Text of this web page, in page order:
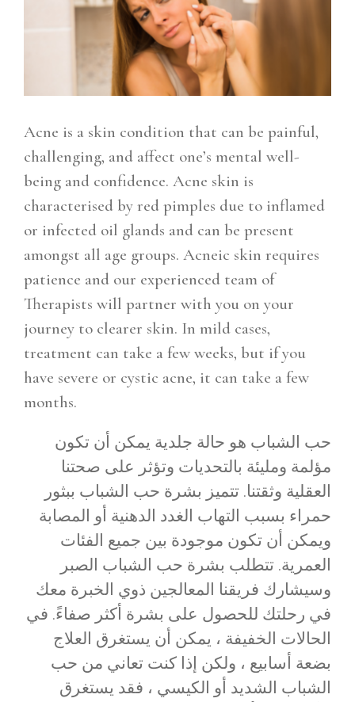
Acne is a skin condition that can be painful,
challenging, and affect one’s mental well-
being and confidence. Acne skin is
characterised by red pimples due to inflamed
or infected oil glands and can be present
amongst all age groups. Acneic skin requires
patience and our experienced team of
Therapists will partner with you on your
journey to clearer skin. In mild cases,
treatment can take a few weeks, but if you
have severe or cystic acne, it can take a few
months.
حب الشباب هو حالة جلدية يمكن أن تكون
مؤلمة ومليئة بالتحديات وتؤثر على صحتنا
العقلية وثقتنا. تتميز بشرة حب الشباب ببثور
حمراء بسبب التهاب الغدد الدهنية أو المصابة
ويمكن أن تكون موجودة بين جميع الفئات
العمرية. تتطلب بشرة حب الشباب الصبر
وسيشارك فريقنا المعالجين ذوي الخبرة معك
في رحلتك للحصول على بشرة أكثر صفاءً. في
الحالات الخفيفة ، يمكن أن يستغرق العلاج
بضعة أسابيع ، ولكن إذا كنت تعاني من حب
الشباب الشديد أو الكيسي ، فقد يستغرق